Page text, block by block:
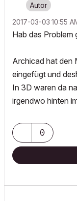
‎2017-03-03 10:55
Hab das Problem
Archicad hat den
eingefügt und
In 3D waren da
irgendwo hinten
0